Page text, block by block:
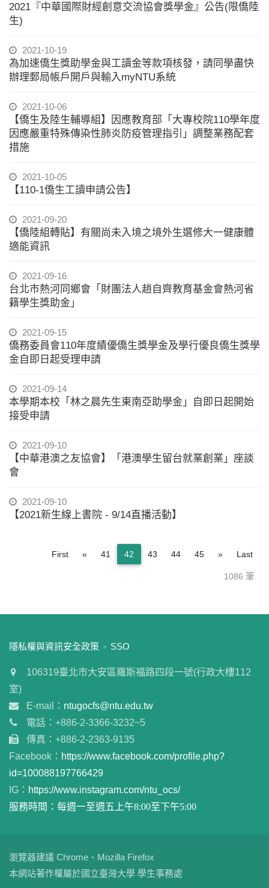
2021『中華國際財經創意交流協會獎學金』公告(限僑陸
生)
2021-10-19
為加速僑生獎助學金與工讀金等款項核發，請同學盡快
辦理郵局帳戶開戶與輸入myNTU系統
2021-10-06
【僑生及陸生輔導組】因應教育部「大專校院110學年度
因應嚴重特殊傳染性肺炎防疫管理指引」調整業務配套
措施
2021-10-05
【110-1僑生工讀申請公告】
2021-09-20
【僑陸組轉貼】有關尚未入境之境外生選修大一健康體
適能資訊
2021-09-16
台北市熱河同鄉會「財團法人趙自齊教育基金會熱河省
籍學生獎助金」
2021-09-15
僑務委員會110年度績優僑生獎學金及學行優良僑生獎學
金自即日起受理申請
2021-09-14
本學期本校「林之晨先生東南亞助學金」自即日起開始
接受申請
2021-09-10
【中華港澳之友協會】「港澳學生留台就業創業」座談
會
2021-09-10
【2021新生線上書院 - 9/14直播活動】
1086 筆
First « Previous
41 42 43 44 45 »NextLast
:::
隱私權與資訊安全政策 SSO
106319臺北市大安區羅斯福路四段一號(行政大樓112
室)
E-mail： ntugocfs@ntu.edu.tw
電話：+886-2-3366-3232~5
傳真：+886-2-2363-9135
Facebook： https://www.facebook.com/profile.php?
id=100088197766429
IG： https://www.instagram.com/ntu_ocs/
服務時間：每週一至週五上午8:00至下午5:00
瀏覽器建議 Chrome、Mozilla Firefox
本網站著作權屬於國立臺灣大學 學生事務處